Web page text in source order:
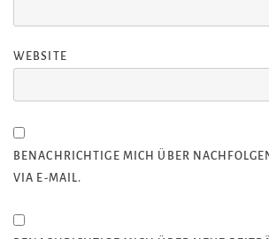
WEBSITE
BENACHRICHTIGE MICH ÜBER
VIA E-MAIL.